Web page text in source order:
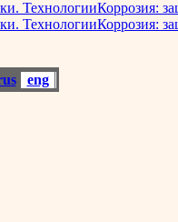
ТехнологииКоррозия:
ТехнологииКоррозия:
eng